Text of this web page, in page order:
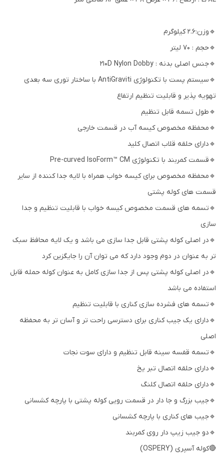
🔹وزن:2.6 کیلوگرم
🔹حجم : 70 لیتر
🔹جنس اصلی بدنه : 210D Nylon Dobby
🔹سیستم پست با تکنولوژی AntiGraviti با ساختار توری سه بعدی
تهویه پذیر و قابلیت تنظیم ارتفاع
🔹طول تسمه قابل تنظیم
🔹محفظه مخصوص کیسه آب در قسمت خارجی
🔹دارای حلقه قلاب اتصال کلید
🔹قسمت کمربند با تکنولوژی Pre-curved IsoForm™ CM
🔹محفظه مخصوص برای کیسه خواب همراه با لایه جدا کننده از سایر
قسمت های کوله پشتی
🔹تسمه های قسمت مخصوص کیسه خواب با قابلیت تنظیم و جدا
سازی
🔹در اصلی کوله پشتی قابل جدا سازی می باشد و یک لایه محافظ سبک
تر به عنوان در دوم وجود دارد که می توان آن را جایگزین کرد
🔹در اصلی کوله پشتی پس از جدا سازی کامل به عنوان کوله حمله قابل
استفاده می باشد
🔹تسمه های فشرده سازی کناری با قابلیت تنظیم
🔹دارای یک جیب کناری برای دسترسی راحت تر و آسان تر به محفظه
اصلی
🔹تسمه قفسه سینه قابل تنظیم و دارای سوت نجات
🔹دارای حلقه اتصال تبر یخ
🔹دارای حلقه اتصال کلنگ
🔹جیب بزرگ و جا دار در قسمت رویی کوله پشتی با پارچه کشسانی
🔹جیب های کناری با پارچه کشسانی
🔹دو جیب زیپ دار روی کمربند
🔴کوله آسپری (OSPERY)